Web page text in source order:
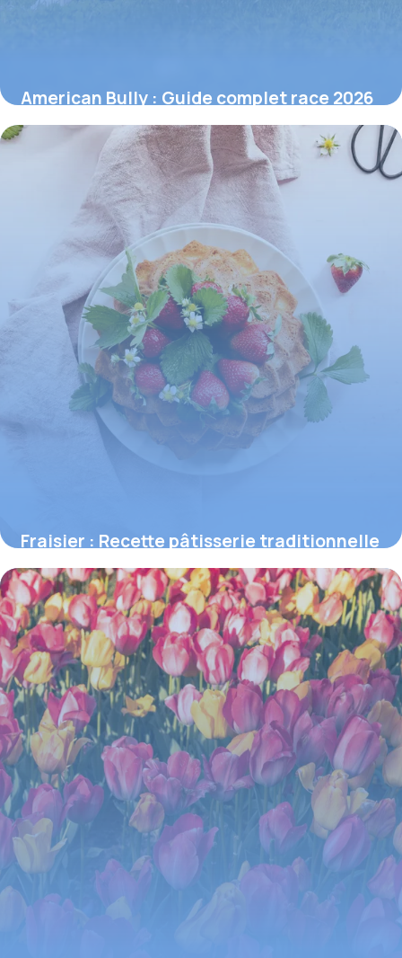
American Bully : Guide complet race 2026
30 mai 2026
Fraisier : Recette pâtisserie traditionnelle
29 mai 2026